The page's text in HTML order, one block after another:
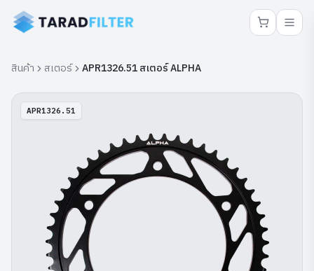
สินค้า สเตอร์ APR1326.51 สเตอร์ ALPHA
APR1326.51